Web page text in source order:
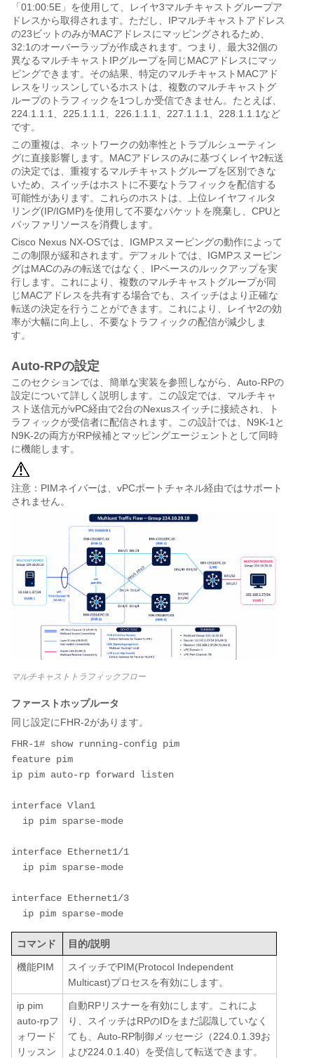
「01:00:5E」を使用して、レイヤ3マルチキャストグループア
ドレスから取得されます。ただし、IPマルチキャストアドレス
の23ビットのみがMACアドレスにマッピングされるため、
32:1のオーバーラップが作成されます。つまり、最大32個の
異なるマルチキャストIPグループを同じMACアドレスにマッ
ピングできます。その結果、特定のマルチキャストMACアド
レスをリッスンしているホストは、複数のマルチキャストグ
ループのトラフィックを1つしか受信できません。たとえば、
224.1.1.1、225.1.1.1、226.1.1.1、227.1.1.1、228.1.1.1など
です。
この重複は、ネットワークの効率性とトラブルシューティン
グに直接影響します。MACアドレスのみに基づくレイヤ2転送
の決定では、重複するマルチキャストグループを区別できな
いため、スイッチはホストに不要なトラフィックを配信する
可能性があります。これらのホストは、上位レイヤフィルタ
リング(IP/IGMP)を使用して不要なパケットを廃棄し、CPUと
バッファリソースを消費します。
Cisco Nexus NX-OSでは、IGMPスヌーピングの動作によって
この制限が緩和されます。デフォルトでは、IGMPスヌーピン
グはMACのみの転送ではなく、IPベースのルックアップを実
行します。これにより、複数のマルチキャストグループが同
じMACアドレスを共有する場合でも、スイッチはより正確な
転送の決定を行うことができます。これにより、レイヤ2の効
率が大幅に向上し、不要なトラフィックの配信が減少しま
す。
Auto-RPの設定
このセクションでは、簡単な実装を参照しながら、Auto-RPの
設定について詳しく説明します。この設定では、マルチキャ
スト送信元がvPC経由で2台のNexusスイッチに接続され、ト
ラフィックが受信者に配信されます。この設計では、N9K-1と
N9K-2の両方がRP候補とマッピングエージェントとして同時
に機能します。
注意：PIMネイバーは、vPCポートチャネル経由ではサポート
されません。
マルチキャストトラフィックフロー
ファーストホップルータ
同じ設定にFHR-2があります。
FHR-1# show running-config pim
feature pim
ip pim auto-rp forward listen
interface Vlan1
interface Ethernet1/1
interface Ethernet1/3
コマンド 目的/説明
機能PIM
スイッチでPIM(Protocol Independent
Multicast)プロセスを有効にします。
ip pim
auto-rpフ
ォワード
リッスン
自動RPリスナーを有効にします。これによ
り、スイッチはRPのIDをまだ認識していなく
ても、Auto-RP制御メッセージ（224.0.1.39お
よび224.0.1.40）を受信して転送できます。